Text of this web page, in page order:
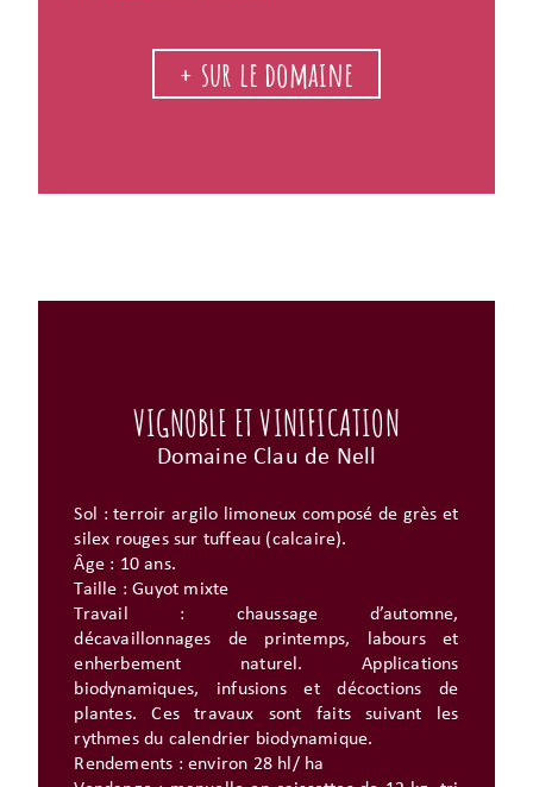
+ sur le domaine
VIGNOBLE ET VINIFICATION
Domaine Clau de Nell
Sol : terroir argilo limoneux composé de grès et
silex rouges sur tuffeau (calcaire).
Âge : 10 ans.
Taille : Guyot mixte
Travail : chaussage d’automne,
décavaillonnages de printemps, labours et
enherbement naturel. Applications
biodynamiques, infusions et décoctions de
plantes. Ces travaux sont faits suivant les
rythmes du calendrier biodynamique.
Rendements : environ 28 hl/ ha